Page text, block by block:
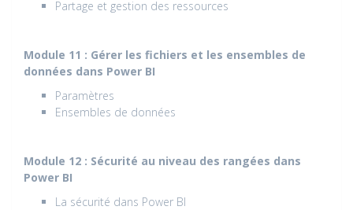
Partage et gestion des ressources
Module 11 : Gérer les fichiers et les ensembles de
données dans Power BI
Paramètres
Ensembles de données
Module 12 : Sécurité au niveau des rangées dans
Power BI
La sécurité dans Power BI